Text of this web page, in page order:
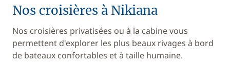
Nos croisières à Nikiana
Nos croisières privatisées ou à la cabine vous
permettent d'explorer les plus beaux rivages à bord
de bateaux confortables et à taille humaine.